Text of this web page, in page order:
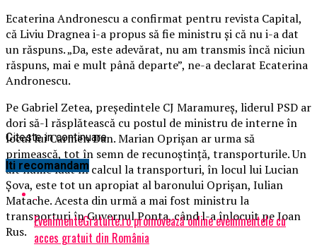
Ecaterina Andronescu a confirmat pentru revista Capital,
că Liviu Dragnea i-a propus să fie ministru şi că nu i-a dat
un răspuns. „Da, este adevărat, nu am transmis încă niciun
răspuns, mai e mult până departe”, ne-a declarat Ecaterina
Andronescu.
Pe Gabriel Zetea, preşedintele CJ Maramureş, liderul PSD ar
dori să-l răsplătească cu postul de ministru de interne în
locul lui Carmen Dan. Marian Oprişan ar urma să
primească, tot în semn de recunoştinţă, transporturile. Un
alt nume luat în calcul la transporturi, în locul lui Lucian
Șova, este tot un apropiat al baronului Oprişan, Iulian
Matache. Acesta din urmă a mai fost ministru la
transporturi în Guvernul Ponta, când l-a înlocuit pe Ioan
Rus.
Citeste in continuare
Iti recomandam
EvenimenteGratuite.ro promovează online evenimentele cu
acces gratuit din România